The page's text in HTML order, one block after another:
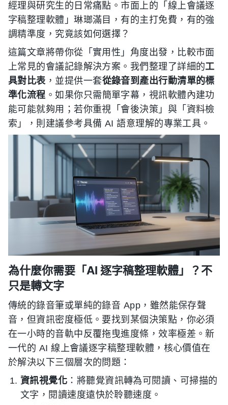
經理與研究生的日常痛點。市面上的「線上會議逐
字稿整理軟體」琳瑯滿目，有的主打免費，有的強
調精準度，究竟該如何選擇？
這篇文章將帶你從「實用性」角度出發，比較市面
上常見的會議記錄解決方案。我們整理了詳細的工
具對比表，並提供一套從錄音到產出行動清單的標
準化流程 。如果你只需簡單字幕，視訊軟體內建功
能可能就夠用；若你重視「會後決策」與「資料檢
索」，則建議參考具備 AI 語意理解的專業工具。
為什麼你需要「AI 逐字稿整理軟體」？不
只是轉文字
傳統的錄音筆或單純的錄音 App，雖然能保存聲
音，但資訊密度極低。要找到某個決策點，你必須
在一小時的音軌中反覆拖曳進度條，效率極差。新
一代的 AI 線上會議逐字稿整理軟體，核心價值在
於解決以下三個層次的問題：
資訊視覺化 ：將聽覺資訊轉為可閱讀、可掃描的
文字，閱讀速度遠快於聆聽速度。